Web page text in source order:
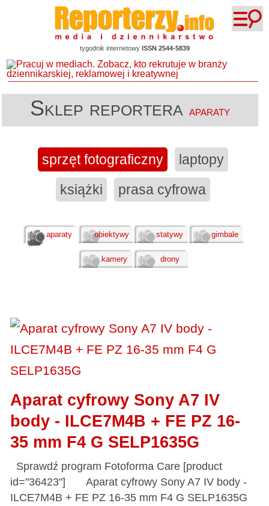
tygodnik internetowy ISSN 2544-5839
Sklep reporteraaparaty
sprzęt fotograficzny
laptopy
książki
prasa cyfrowa
aparaty obiektywy statywy gimbale
kamery drony
Aparat cyfrowy Sony A7 IV
body - ILCE7M4B + FE PZ 16-
35 mm F4 G SELP1635G
Sprawdź program Fotoforma Care [product
id="36423"] Aparat cyfrowy Sony A7 IV body -
ILCE7M4B + FE PZ 16-35 mm F4 G SELP1635G